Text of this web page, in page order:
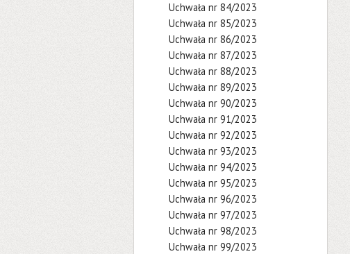
Uchwała nr 84/2023
Uchwała nr 85/2023
Uchwała nr 86/2023
Uchwała nr 87/2023
Uchwała nr 88/2023
Uchwała nr 89/2023
Uchwała nr 90/2023
Uchwała nr 91/2023
Uchwała nr 92/2023
Uchwała nr 93/2023
Uchwała nr 94/2023
Uchwała nr 95/2023
Uchwała nr 96/2023
Uchwała nr 97/2023
Uchwała nr 98/2023
Uchwała nr 99/2023